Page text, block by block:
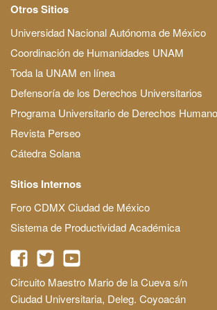
Otros Sitios
Universidad Nacional Autónoma de México
Coordinación de Humanidades UNAM
Toda la UNAM en línea
Defensoría de los Derechos Universitarios
Programa Universitario de Derechos
Revista Perseo
Cátedra Solana
Sitios Internos
Foro CDMX Ciudad de México
Sistema de Productividad Académica
Circuito Maestro Mario de la Cueva s/n
Ciudad Universitaria, Deleg. Coyoacán